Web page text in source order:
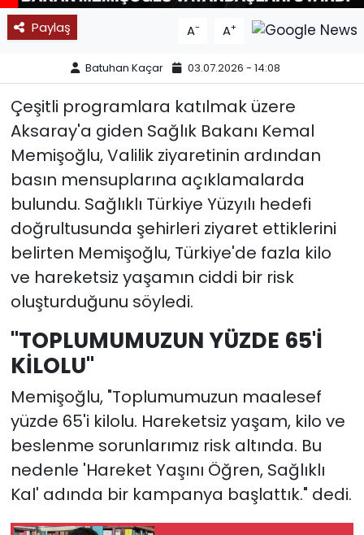
Paylaş A- A+
Batuhan Kaçar 03.07.2026 - 14:08
Çeşitli programlara katılmak üzere
Aksaray'a giden Sağlık Bakanı Kemal
Memişoğlu, Valilik ziyaretinin ardından
basın mensuplarına açıklamalarda
bulundu. Sağlıklı Türkiye Yüzyılı hedefi
doğrultusunda şehirleri ziyaret ettiklerini
belirten Memişoğlu, Türkiye'de fazla kilo
ve hareketsiz yaşamın ciddi bir risk
oluşturduğunu söyledi.
"TOPLUMUMUZUN YÜZDE 65'İ
KİLOLU"
Memişoğlu, "Toplumumuzun maalesef
yüzde 65'i kilolu. Hareketsiz yaşam, kilo ve
beslenme sorunlarımız risk altında. Bu
nedenle 'Hareket Yaşını Öğren, Sağlıklı
Kal' adında bir kampanya başlattık." dedi.